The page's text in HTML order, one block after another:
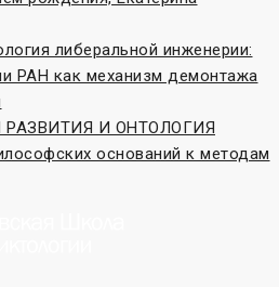
либеральной инженерии:
РАН как механизм демонтажа
РАЗВИТИЯ И ОНТОЛОГИЯ
оснований к методам